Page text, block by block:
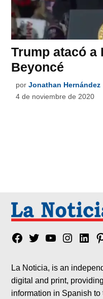
Trump atacó a
Beyoncé
por Jonathan Hernández
4 de noviembre de 2020
Facebook
TwitterYouTubeInstagram
La Noticia, is an
digital and print,
information in Spanish